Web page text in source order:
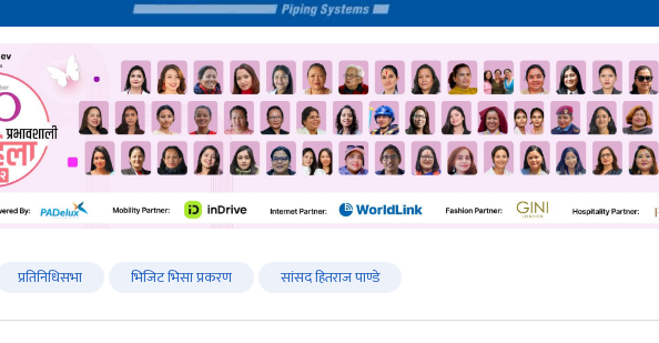
प्रतिनिधिसभा भिजिट भिसा प्रकरण सांसद हितराज पाण्डे